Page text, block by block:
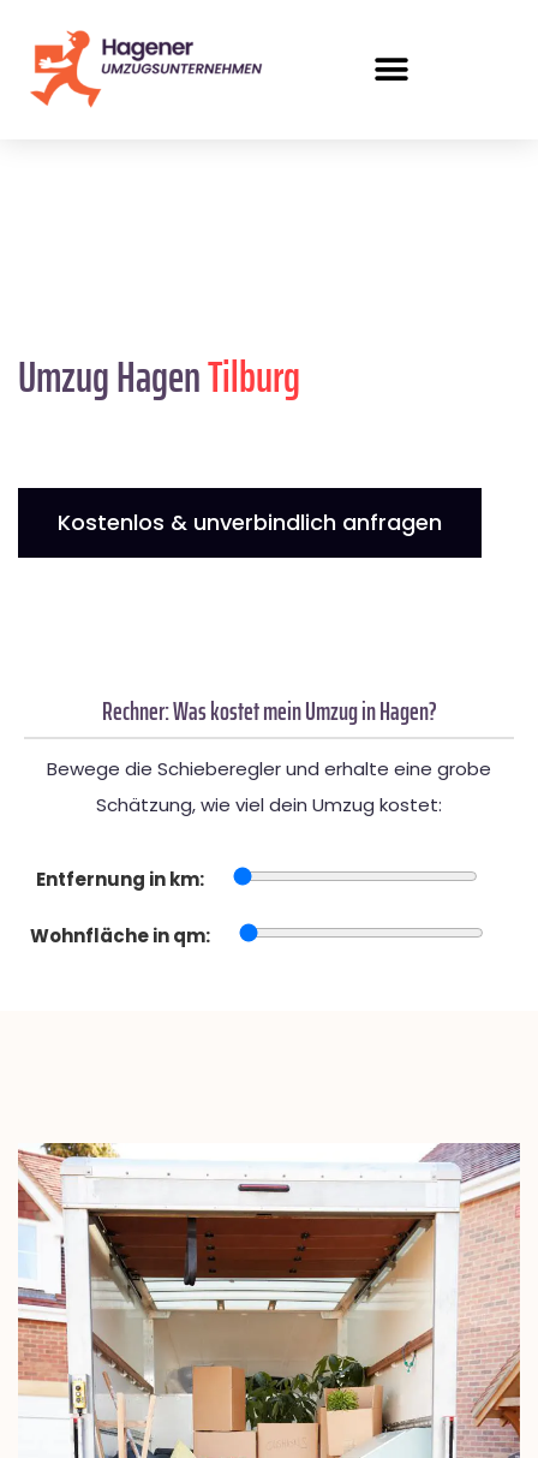
Umzug HagenTilburg
Kostenlos & unverbindlich anfragen
Rechner: Was kostet mein Umzug in Hagen?
Bewege die Schieberegler und erhalte eine grobe
Schätzung, wie viel dein Umzug kostet:
Entfernung in km:
Wohnfläche in qm: